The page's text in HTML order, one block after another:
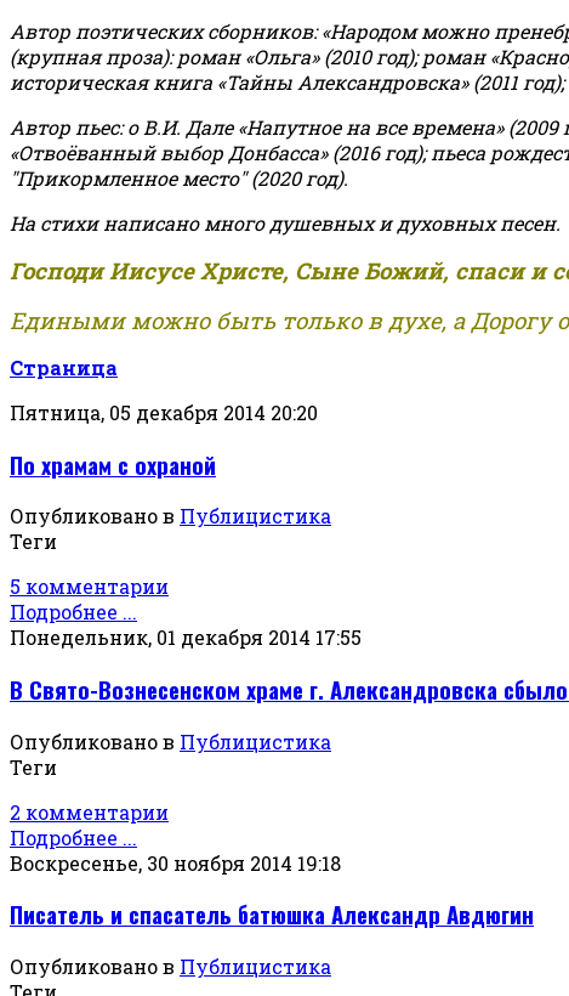
Автор поэтических сборников: «Народом можно
(крупная проза): роман «Ольга» (2010 год); роман
историческая книга «Тайны Александровска» (2011
Автор пьес: о В.И. Дале «Напутное на все времена» (2009
«Отвоёванный выбор Донбасса» (2016 год); пьеса
"Прикормленное место" (2020 год).
На стихи написано много душевных и духовных песен.
Господи Иисусе Христе, Сыне Божий, спаси
Едиными можно быть только в духе, а Дорогу
Страница
Пятница, 05 декабря 2014 20:20
По храмам с охраной
Опубликовано в Публицистика
Теги
5 комментарии
Подробнее ...
Понедельник, 01 декабря 2014 17:55
В Свято-Вознесенском храме г. Александровска
Опубликовано в Публицистика
Теги
2 комментарии
Подробнее ...
Воскресенье, 30 ноября 2014 19:18
Писатель и спасатель батюшка Александр Авдюгин
Опубликовано в Публицистика